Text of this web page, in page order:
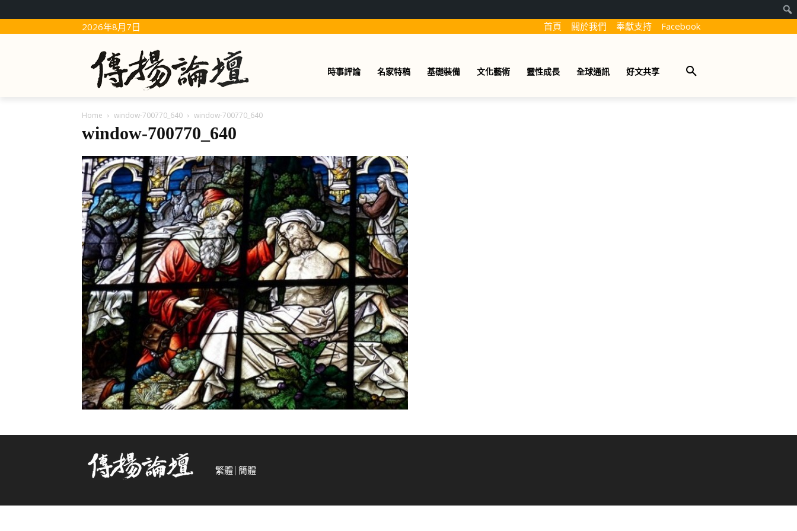
2026年8月7日 首頁 關於我們 奉獻支持 Facebook
時事評論 名家特稿 基礎裝備 文化藝術 靈性成長 全球通訊 好文共享
Home window-700770_640 window-700770_640
window-700770_640
繁體 簡體